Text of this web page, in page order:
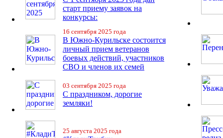
старт приему заявок на
конкурсы:
16 сентября 2025 года
В Южно-Курильске состоится
личный прием ветеранов
боевых действий, участников
СВО и членов их семей
03 сентября 2025 года
С праздником, дорогие
земляки!
25 августа 2025 года